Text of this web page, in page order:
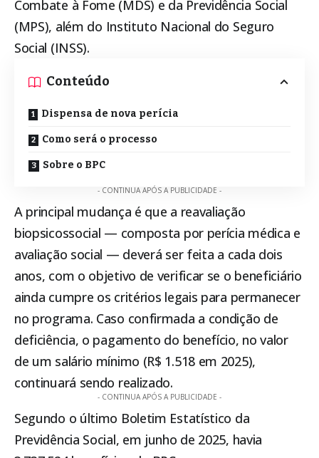
Combate à Fome (MDS) e da Previdência Social
(MPS), além do Instituto Nacional do Seguro
Social (INSS).
Conteúdo
Dispensa de nova perícia
Como será o processo
Sobre o BPC
- CONTINUA APÓS A PUBLICIDADE -
A principal mudança é que a reavaliação
biopsicossocial — composta por perícia médica e
avaliação social — deverá ser feita a cada dois
anos, com o objetivo de verificar se o beneficiário
ainda cumpre os critérios legais para permanecer
no programa. Caso confirmada a condição de
deficiência, o pagamento do benefício, no valor
de um salário mínimo (R$ 1.518 em 2025),
continuará sendo realizado.
- CONTINUA APÓS A PUBLICIDADE -
Segundo o último Boletim Estatístico da
Previdência Social, em junho de 2025, havia